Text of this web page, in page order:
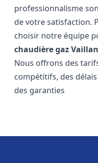
professionnalisme
de votre satisfaction.
choisir notre équipe
chaudière gaz
Nous offrons des
compétitifs, des
des garanties